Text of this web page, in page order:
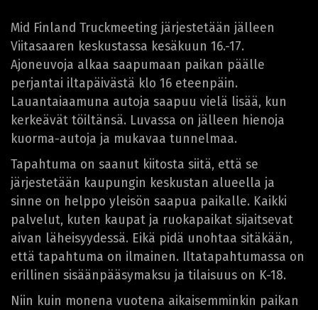
Mid Finland Truckmeeting järjestetään jälleen
Viitasaaren keskustassa kesäkuun 16.-17.
Ajoneuvoja alkaa saapumaan paikan päälle
perjantai iltapäivästä klo 16 eteenpäin.
Lauantaiaamuna autoja saapuu vielä lisää, kun
kerkeävät töiltänsä. Luvassa on jälleen hienoja
kuorma-autoja ja mukavaa tunnelmaa.
Tapahtuma on saanut kiitosta siitä, että se
järjestetään kaupungin keskustan alueella ja
sinne on helppo yleisön saapua paikalle. Kaikki
palvelut, kuten kaupat ja ruokapaikat sijaitsevat
aivan läheisyydessä. Eikä pidä unohtaa sitäkään,
että tapahtuma on ilmainen. Iltatapahtumassa on
erillinen sisäänpääsymaksu ja tilaisuus on K-18.
Niin kuin monena vuotena aikaisemminkin paikan